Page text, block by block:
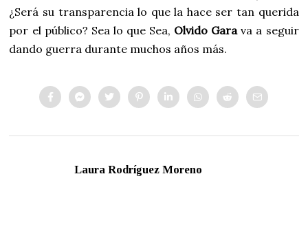
¿Será su transparencia lo que la hace ser tan querida
por el público? Sea lo que Sea, Olvido Garava a seguir
dando guerra durante muchos años más.
Laura Rodríguez Moreno